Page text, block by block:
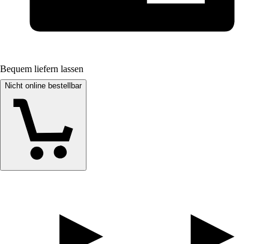
Bequem liefern lassen
Nicht online bestellbar